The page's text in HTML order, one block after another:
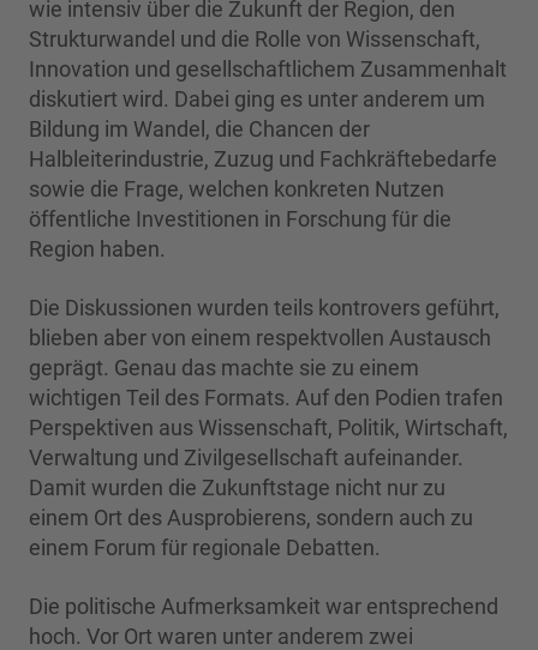
wie intensiv über die Zukunft der Region, den
Strukturwandel und die Rolle von Wissenschaft,
Innovation und gesellschaftlichem Zusammenhalt
diskutiert wird. Dabei ging es unter anderem um
Bildung im Wandel, die Chancen der
Halbleiterindustrie, Zuzug und Fachkräftebedarfe
sowie die Frage, welchen konkreten Nutzen
öffentliche Investitionen in Forschung für die
Region haben.
Die Diskussionen wurden teils kontrovers geführt,
blieben aber von einem respektvollen Austausch
geprägt. Genau das machte sie zu einem
wichtigen Teil des Formats. Auf den Podien trafen
Perspektiven aus Wissenschaft, Politik, Wirtschaft,
Verwaltung und Zivilgesellschaft aufeinander.
Damit wurden die Zukunftstage nicht nur zu
einem Ort des Ausprobierens, sondern auch zu
einem Forum für regionale Debatten.
Die politische Aufmerksamkeit war entsprechend
hoch. Vor Ort waren unter anderem zwei